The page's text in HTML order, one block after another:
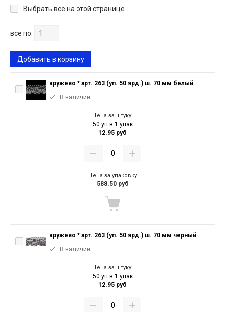
Выбрать все на этой странице
все по:
Добавить в корзину
кружево * арт. 263 (уп. 50 ярд.) ш. 70 мм белый
В наличии
Цена за штуку:
50 уп в 1 упак
12.95 руб
Цена за упаковку
588.50 руб
кружево * арт. 263 (уп. 50 ярд.) ш. 70 мм черный
В наличии
Цена за штуку:
50 уп в 1 упак
12.95 руб